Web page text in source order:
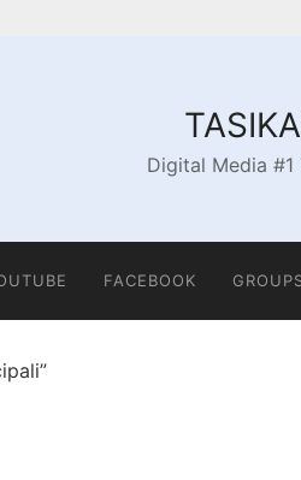
Digital Media #1
FACEBOOK